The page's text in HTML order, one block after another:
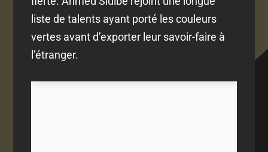
liste de talents ayant porté les couleurs
vertes avant d’exporter leur savoir-faire à
l’étranger.